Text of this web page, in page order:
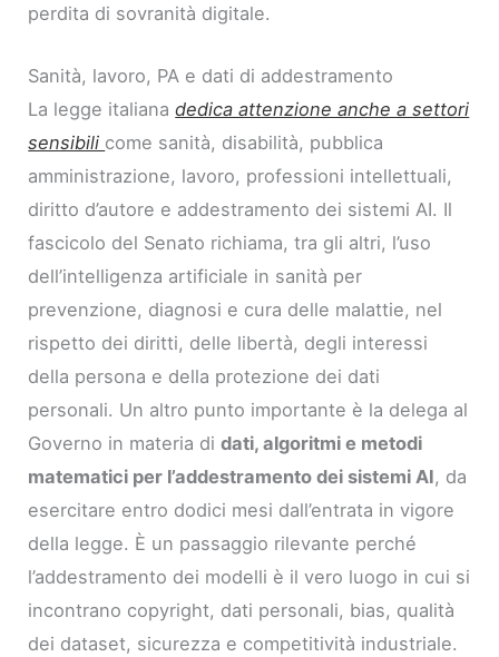
perdita di sovranità digitale.
Sanità, lavoro, PA e dati di addestramento
La legge italianadedica attenzione anche a settori
sensibili come sanità, disabilità, pubblica
amministrazione, lavoro, professioni intellettuali,
diritto d’autore e addestramento dei sistemi AI. Il
fascicolo del Senato richiama, tra gli altri, l’uso
dell’intelligenza artificiale in sanità per
prevenzione, diagnosi e cura delle malattie, nel
rispetto dei diritti, delle libertà, degli interessi
della persona e della protezione dei dati
personali. Un altro punto importante è la delega al
Governo in materia didati, algoritmi e metodi
matematici per l’addestramento dei sistemi AI, da
esercitare entro dodici mesi dall’entrata in vigore
della legge. È un passaggio rilevante perché
l’addestramento dei modelli è il vero luogo in cui si
incontrano copyright, dati personali, bias, qualità
dei dataset, sicurezza e competitività industriale.